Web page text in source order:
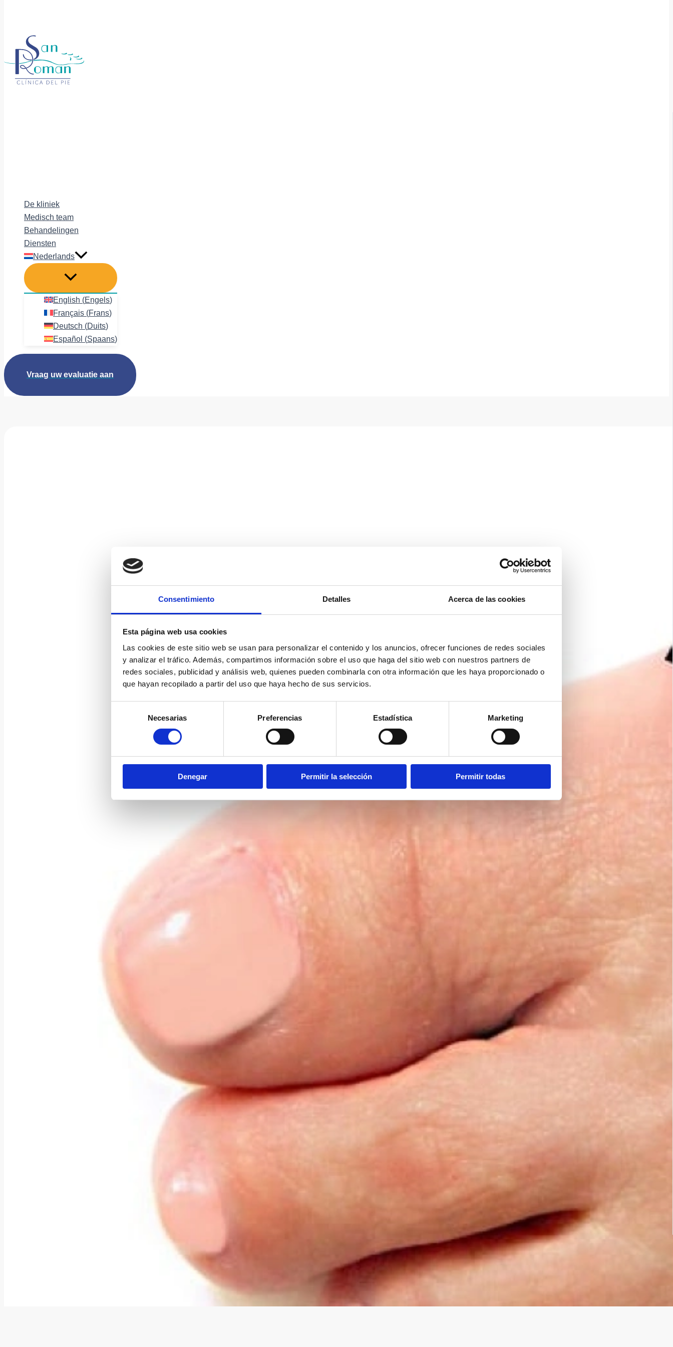
Consentimiento Detalles Acerca de las cookies
Esta página web usa cookies
Las cookies de este sitio web se usan para personalizar el contenido y los anuncios, ofrecer funciones de redes sociales
y analizar el tráfico. Además, compartimos información sobre el uso que haga del sitio web con nuestros partners de
redes sociales, publicidad y análisis web, quienes pueden combinarla con otra información que les haya proporcionado o
que hayan recopilado a partir del uso que haya hecho de sus servicios.
consentimiento
Necesarias Preferencias Estadística Marketing
Denegar Permitir la selección Permitir todas
De kliniek
Medisch team
Behandelingen
Diensten
Nederlands
English (Engels)
Français (Frans)
Deutsch (Duits)
Español (Spaans)
Vraag uw evaluatie aan